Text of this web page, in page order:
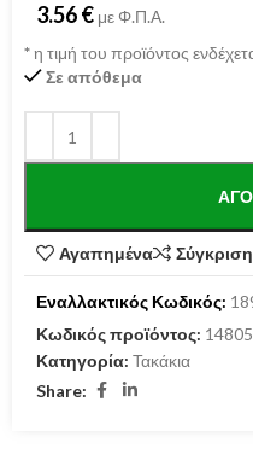
3.56€ με Φ.Π.Α.
*η τιμή του προϊόντος
Σε απόθεμα
Αγαπημένα Σύγκριση
Εναλλακτικός Κωδικός:
Κωδικός προϊόντος: 14805
Κατηγορία: Τακάκια
Share: